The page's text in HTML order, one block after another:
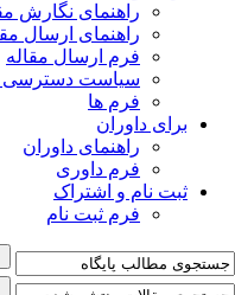
راهنمای نگارش
راهنمای ارسال
فرم ارسال مقاله
سیاست دسترسی و
فرم ها
برای داوران
راهنمای داوران
فرم داوری
ثبت نام و اشتراک
فرم ثبت نام